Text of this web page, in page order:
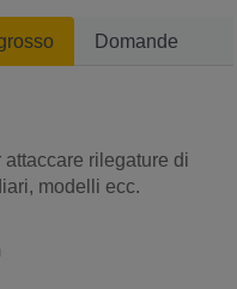
Domande
rilegature di
modelli ecc.